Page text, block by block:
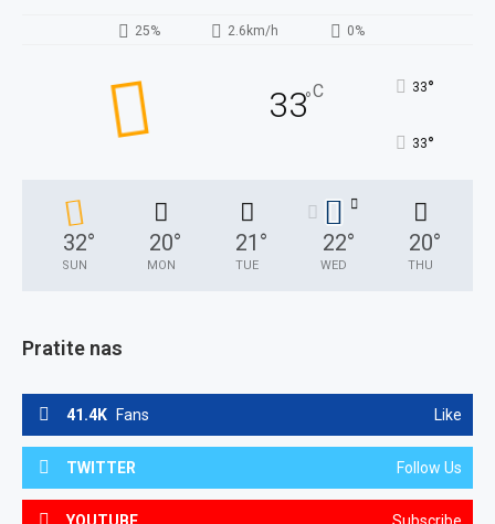
25% 2.6km/h 0%
33°C 33°
33°
32°
SUN
20°
MON
21 °
TUE
22°
WED
20°
THU
Pratite nas
41.4K Fans Like
TWITTER Follow Us